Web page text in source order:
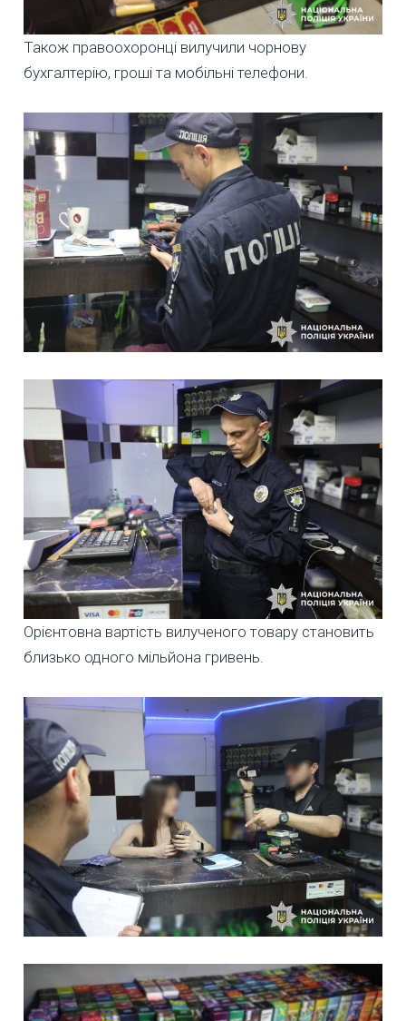
Також правоохоронці вилучили чорнову
бухгалтерію, гроші та мобільні телефони.
Орієнтовна вартість вилученого товару становить
близько одного мільйона гривень.